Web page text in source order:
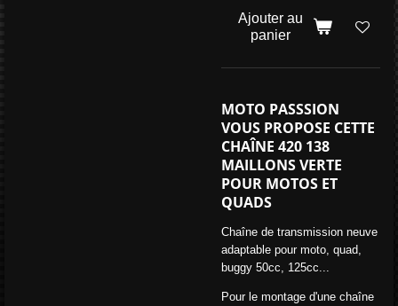
Ajouter au
panier
MOTO PASSSION
VOUS PROPOSE CETTE
CHAÎNE 420 138
MAILLONS VERTE
POUR MOTOS ET
QUADS
Chaîne de transmission neuve
adaptable pour moto, quad,
buggy 50cc, 125cc...
Pour le montage d'une chaîne